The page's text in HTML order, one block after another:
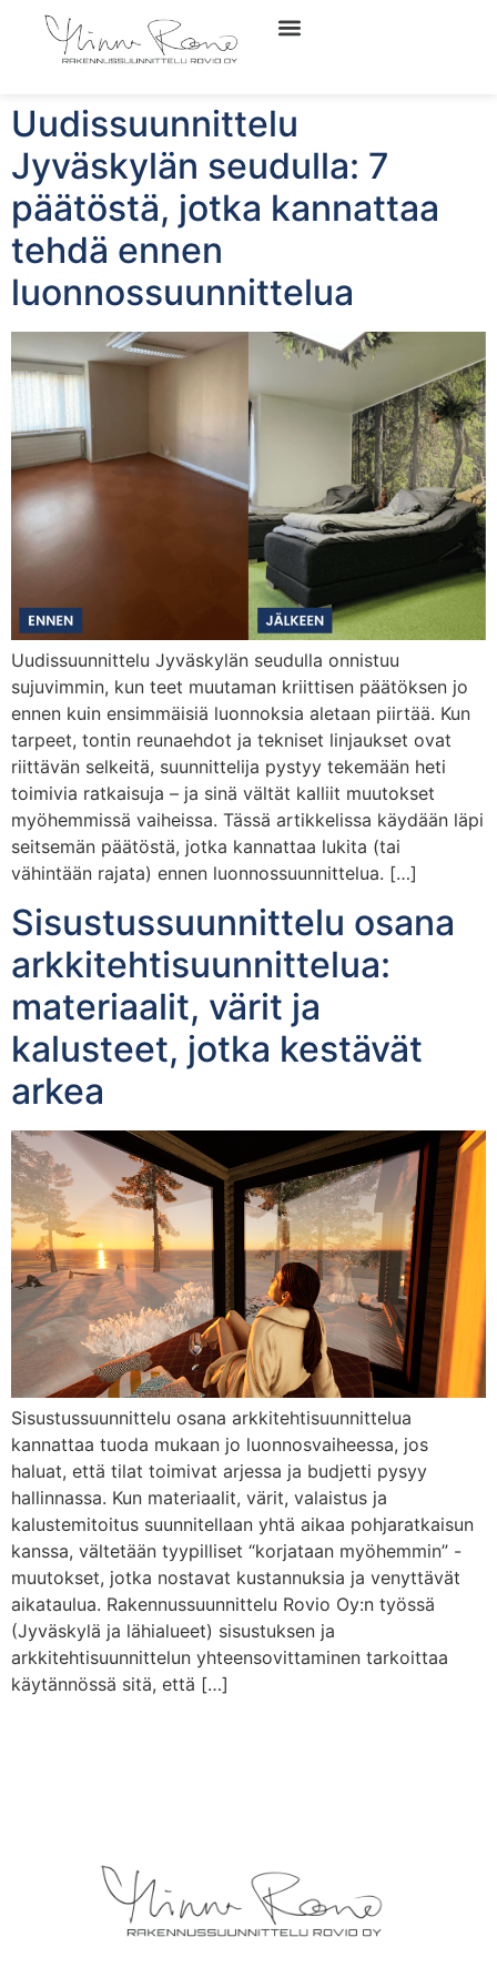
Uudissuunnittelu
Jyväskylän seudulla: 7
päätöstä, jotka kannattaa
tehdä ennen
luonnossuunnittelua
Uudissuunnittelu Jyväskylän seudulla onnistuu
sujuvimmin, kun teet muutaman kriittisen päätöksen jo
ennen kuin ensimmäisiä luonnoksia aletaan piirtää. Kun
tarpeet, tontin reunaehdot ja tekniset linjaukset ovat
riittävän selkeitä, suunnittelija pystyy tekemään heti
toimivia ratkaisuja – ja sinä vältät kalliit muutokset
myöhemmissä vaiheissa. Tässä artikkelissa käydään läpi
seitsemän päätöstä, jotka kannattaa lukita (tai
vähintään rajata) ennen luonnossuunnittelua. […]
Sisustussuunnittelu osana
arkkitehtisuunnittelua:
materiaalit, värit ja
kalusteet, jotka kestävät
arkea
Sisustussuunnittelu osana arkkitehtisuunnittelua
kannattaa tuoda mukaan jo luonnosvaiheessa, jos
haluat, että tilat toimivat arjessa ja budjetti pysyy
hallinnassa. Kun materiaalit, värit, valaistus ja
kalustemitoitus suunnitellaan yhtä aikaa pohjaratkaisun
kanssa, vältetään tyypilliset “korjataan myöhemmin” -
muutokset, jotka nostavat kustannuksia ja venyttävät
aikataulua. Rakennussuunnittelu Rovio Oy:n työssä
(Jyväskylä ja lähialueet) sisustuksen ja
arkkitehtisuunnittelun yhteensovittaminen tarkoittaa
käytännössä sitä, että […]